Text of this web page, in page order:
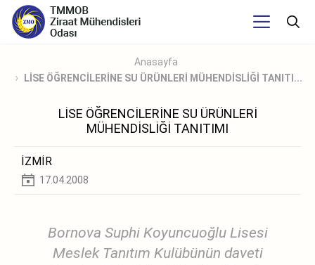
Anasayfa
LİSE ÖĞRENCİLERİNE SU ÜRÜNLERİ MÜHENDİSLİĞİ TANITI...
LİSE ÖĞRENCİLERİNE SU ÜRÜNLERİ
MÜHENDİSLİĞİ TANITIMI
İZMİR
17.04.2008
Bornova Suphi Koyuncuoğlu Lisesi
Meslek Tanıtım Kulübünün daveti